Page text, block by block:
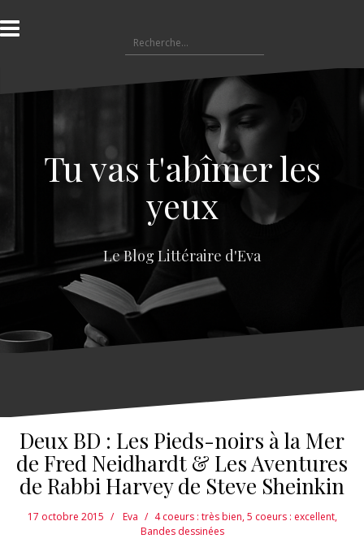
l
a
e
e
Tu vas t'abîmer les
yeux
Le Blog Littéraire d'Eva
Deux BD : Les Pieds-noirs à la Mer
de Fred Neidhardt & Les Aventures
de Rabbi Harvey de Steve Sheinkin
17 octobre 2015 Eva 4 coeurs : très bien,5 coeurs : excellent,
Bandes dessinées